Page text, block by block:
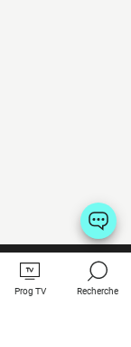
Prog TV Recherche